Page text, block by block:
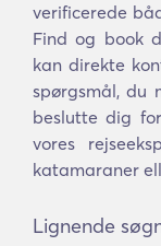
verificerede
Find og book
kan direkte
spørgsmål, du
beslutte dig
vores
katamaraner
Lignende